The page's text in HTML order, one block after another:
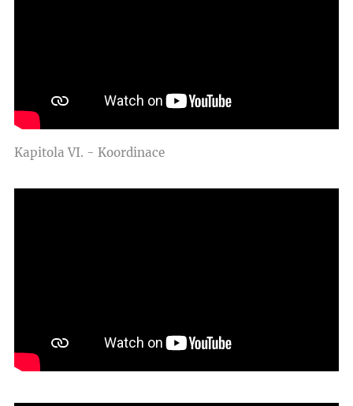
Kapitola VI. - Koordinace